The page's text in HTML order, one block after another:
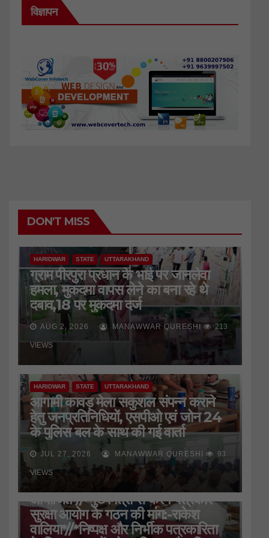
विज्ञापन
DON'T MISS
HARIDWAR STATE UTTARAKHAND
ग्राम पीरपुरा प्रधान के भाई पर जानलेवा
हमला, मुकदमा वापस लेने का बना रहे थे
दबाव,18 पर मुकदमा दर्ज
AUG 2, 2026 MANAWWAR QURESHI 213
VIEWS
HARIDWAR STATE UTTARAKHAND
आगामी कावड़ मेला सकुशल संपन्न कराने
हेतु जनप्रतिनिधियों, एसपीओ एवं जोन 24
के पुलिस बल के साथ की गई वार्ता
JUL 27, 2026 MANAWWAR QURESHI 93
VIEWS
HARIDWAR STATE UTTARAKHAND
जिला प्रेस क्लब की बैठक
आयोजित*//*मुख्यमंत्री से करेंगे पत्रकार
सुरक्षा आयोग के गठन की मांग:-राकेश
वालिया*//*निष्पक्ष और निर्भीक पत्रकारिता